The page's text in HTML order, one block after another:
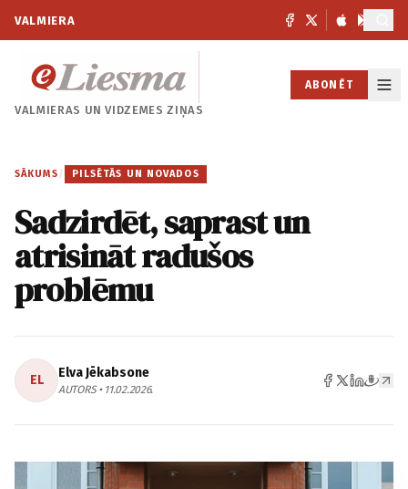
VALMIERA
VALMIERAS UNVIDZEMES ZIŅAS
ABONĒT
SĀKUMS / PILSĒTĀS UN NOVADOS
Sadzirdēt, saprast un
atrisināt radušos
problēmu
EL Elva Jēkabsone
AUTORS • 11.02.2026.